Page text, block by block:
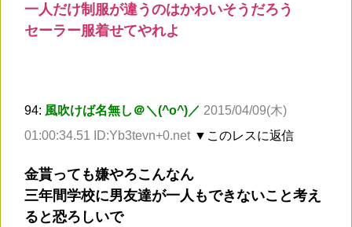
一人だけ制服が違うのはかわいそうだろう
セーラー服着せてやれよ
94: 風吹けば名無し＠＼(^o^)／ 2015/04/09(木)
01:00:34.51 ID:Yb3tevn+0.net ▼このレスに返信
金貰っても嫌やろこんなん
三年間学校に男友達が一人もできないこと考え
ると恐ろしいで